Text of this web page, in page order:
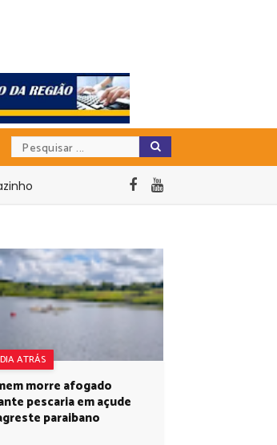
ATRÁS
morre afogado
pescaria em açude
paraibano